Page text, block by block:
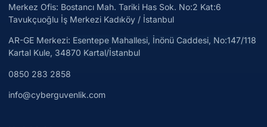
Merkez Ofis: Bostancı Mah. Tariki Has Sok. No:2 Kat:6
Tavukçuoğlu İş Merkezi Kadıköy / İstanbul
AR-GE Merkezi: Esentepe Mahallesi, İnönü Caddesi, No:147/118
Kartal Kule, 34870 Kartal/İstanbul
0850 283 2858
info@cyberguvenlik.com